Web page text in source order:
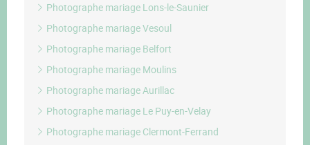
Photographe mariage Lons-le-Saunier
Photographe mariage Vesoul
Photographe mariage Belfort
Photographe mariage Moulins
Photographe mariage Aurillac
Photographe mariage Le Puy-en-Velay
Photographe mariage Clermont-Ferrand